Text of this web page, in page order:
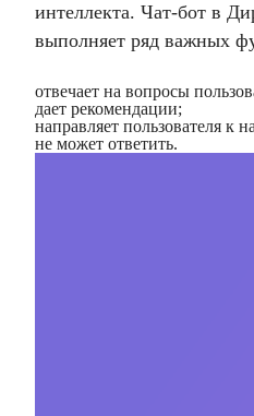
интеллекта. Чат-бот в
выполняет ряд важных
отвечает на вопросы
дает рекомендации;
направляет пользователя к
не может ответить.